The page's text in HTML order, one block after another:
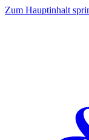
Zum Hauptinhalt